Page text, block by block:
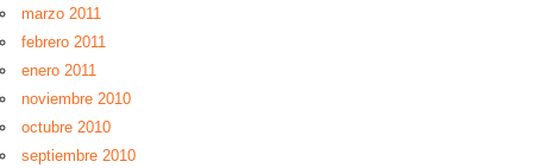
marzo 2011
febrero 2011
enero 2011
noviembre 2010
octubre 2010
septiembre 2010